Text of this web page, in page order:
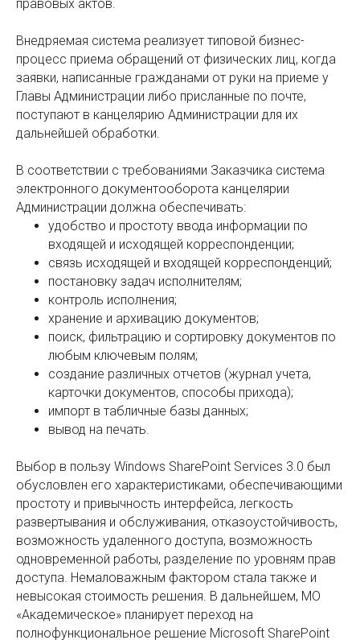
правовых актов.
Внедряемая система реализует типовой бизнес-
процесс приема обращений от физических лиц, когда
заявки, написанные гражданами от руки на приеме у
Главы Администрации либо присланные по почте,
поступают в канцелярию Администрации для их
дальнейшей обработки.
В соответствии с требованиями Заказчика система
электронного документооборота канцелярии
Администрации должна обеспечивать:
удобство и простоту ввода информации по
входящей и исходящей корреспонденции;
связь исходящей и входящей корреспонденций;
постановку задач исполнителям;
контроль исполнения;
хранение и архивацию документов;
поиск, фильтрацию и сортировку документов по
любым ключевым полям;
создание различных отчетов (журнал учета,
карточки документов, способы прихода);
импорт в табличные базы данных;
вывод на печать.
Выбор в пользу Windows SharePoint Services 3.0 был
обусловлен его характеристиками, обеспечивающими
простоту и привычность интерфейса, легкость
развертывания и обслуживания, отказоустойчивость,
возможность удаленного доступа, возможность
одновременной работы, разделение по уровням прав
доступа. Немаловажным фактором стала также и
невысокая стоимость решения. В дальнейшем, МО
«Академическое» планирует переход на
полнофункциональное решение Microsoft SharePoint